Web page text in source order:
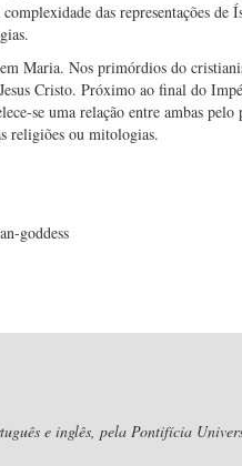
das representações de
Maria. Nos primórdios do
Cristo. Próximo ao final do
se uma relação entre ambas
religiões ou mitologias.
goddess
e inglês, pela Pontifícia